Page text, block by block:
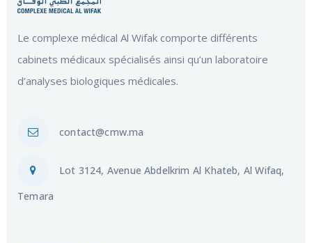
Le complexe médical Al Wifak comporte différents
cabinets médicaux spécialisés ainsi qu’un laboratoire
d’analyses biologiques médicales.
contact@cmw.ma
Lot 3124, Avenue Abdelkrim Al Khateb, Al Wifaq,
Temara